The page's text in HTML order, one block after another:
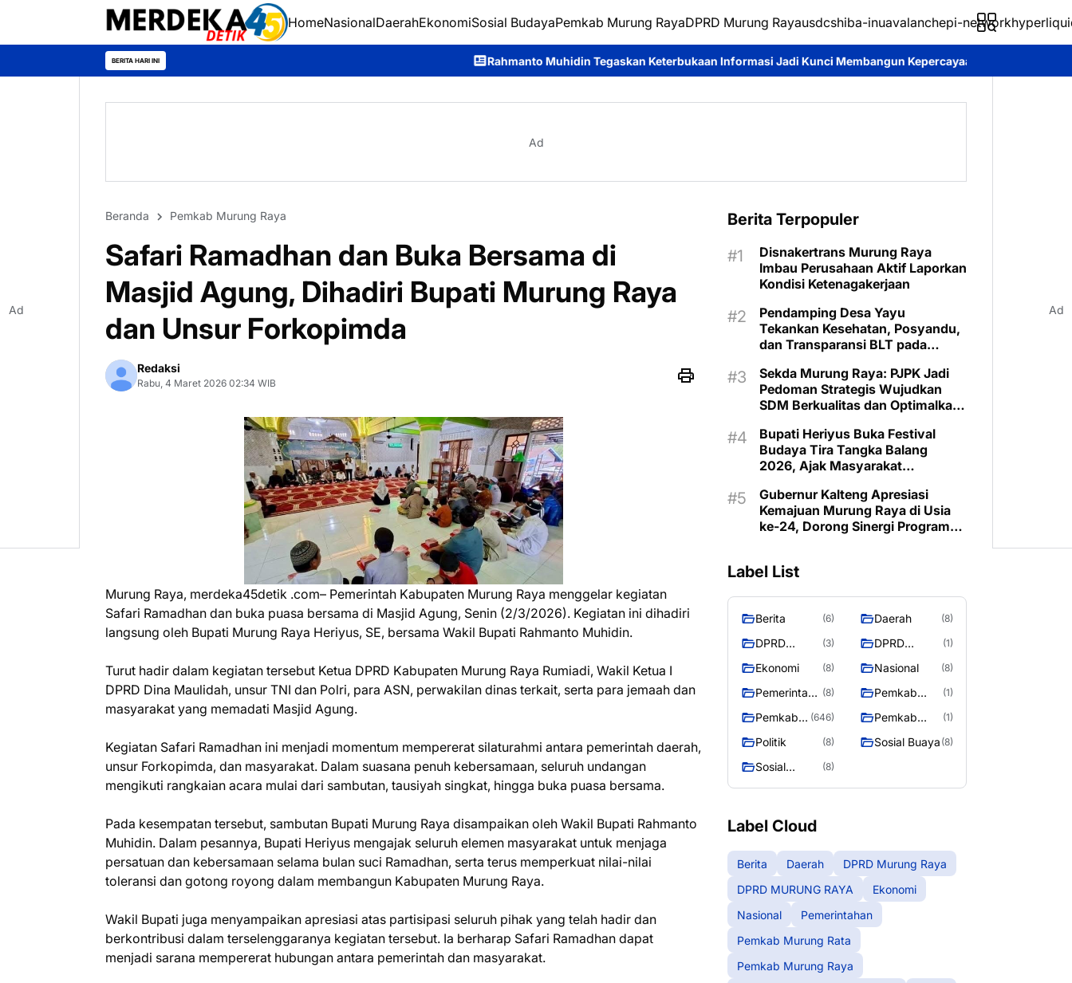
HomeNasionalDaerahEkonomiSosial BudayaPemkab Murung RayaDPRD Murung Rayausdcshiba-inuavalanchepi-network
BERITA HARI INI Rahmanto Muhidin Tegaskan Keterbukaan Informasi Jadi Kunci Membangun Kepercayaan Publik Pemkab Murung Raya
Ad
Beranda Pemkab Murung Raya
Safari Ramadhan dan Buka Bersama di
Masjid Agung, Dihadiri Bupati Murung Raya
dan Unsur Forkopimda
Redaksi
Rabu, 4 Maret 2026 02:34 WIB
Murung Raya, merdeka45detik .com– Pemerintah Kabupaten Murung Raya menggelar kegiatan
Safari Ramadhan dan buka puasa bersama di Masjid Agung, Senin (2/3/2026). Kegiatan ini dihadiri
langsung oleh Bupati Murung Raya Heriyus, SE, bersama Wakil Bupati Rahmanto Muhidin.
Turut hadir dalam kegiatan tersebut Ketua DPRD Kabupaten Murung Raya Rumiadi, Wakil Ketua I
DPRD Dina Maulidah, unsur TNI dan Polri, para ASN, perwakilan dinas terkait, serta para jemaah dan
masyarakat yang memadati Masjid Agung.
Kegiatan Safari Ramadhan ini menjadi momentum mempererat silaturahmi antara pemerintah daerah,
unsur Forkopimda, dan masyarakat. Dalam suasana penuh kebersamaan, seluruh undangan
mengikuti rangkaian acara mulai dari sambutan, tausiyah singkat, hingga buka puasa bersama.
Pada kesempatan tersebut, sambutan Bupati Murung Raya disampaikan oleh Wakil Bupati Rahmanto
Muhidin. Dalam pesannya, Bupati Heriyus mengajak seluruh elemen masyarakat untuk menjaga
persatuan dan kebersamaan selama bulan suci Ramadhan, serta terus memperkuat nilai-nilai
toleransi dan gotong royong dalam membangun Kabupaten Murung Raya.
Wakil Bupati juga menyampaikan apresiasi atas partisipasi seluruh pihak yang telah hadir dan
berkontribusi dalam terselenggaranya kegiatan tersebut. Ia berharap Safari Ramadhan dapat
menjadi sarana mempererat hubungan antara pemerintah dan masyarakat.
Berita Terpopuler
Disnakertrans Murung Raya
Imbau Perusahaan Aktif Laporkan
Kondisi Ketenagakerjaan
Pendamping Desa Yayu
Tekankan Kesehatan, Posyandu,
dan Transparansi BLT pada
Sekda Murung Raya: PJPK Jadi
Pedoman Strategis Wujudkan
SDM Berkualitas dan Optimalkan
Bupati Heriyus Buka Festival
Budaya Tira Tangka Balang
2026, Ajak Masyarakat
Gubernur Kalteng Apresiasi
Kemajuan Murung Raya di Usia
ke-24, Dorong Sinergi Program
Label List
Berita (6) Daerah (8)
DPRD
Raya
(3)
DPRD
RAYA
(1)
Ekonomi (8) Nasional (8)
Pemerintaha (8)
Pemkab
(1)
Pemkab
Raya
(646)
Pemkab
RayaPemka
(1)
Politik (8) Sosial Buaya (8)
Sosial
(8)
Label Cloud
Berita Daerah
DPRD Murung Raya
DPRD MURUNG RAYA
Ekonomi
Nasional
Pemerintahan
Pemkab Murung Rata
Pemkab Murung Raya
Ad Ad